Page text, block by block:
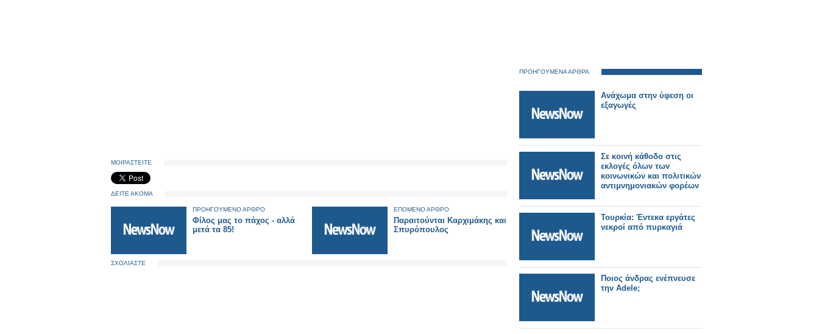
ΜΟΙΡΑΣΤΕΙΤΕ
ΔΕΙΤΕ ΑΚΟΜΑ
ΠΡΟΗΓΟΥΜΕΝΟ ΑΡΘΡΟ
Φίλος μας το πάχος - αλλά
μετά τα 85!
ΕΠΟΜΕΝΟ ΑΡΘΡΟ
Παραιτούνται Καρχιμάκης και
Σπυρόπουλος
ΣΧΟΛΙΑΣΤΕ
ΠΡΟΗΓΟΥΜΕΝΑ ΑΡΘΡΑ
Ανάχωμα στην ύφεση οι
εξαγωγές
Σε κοινή κάθοδο στις
εκλογές όλων των
κοινωνικών και πολιτικών
αντιμνημονιακών φορέων
Τουρκία: Έντεκα εργάτες
νεκροί από πυρκαγιά
Ποιος άνδρας ενέπνευσε
την Adele;